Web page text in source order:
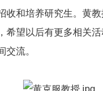
收和培养研究生。黄
希望以后有更多相关
交流。